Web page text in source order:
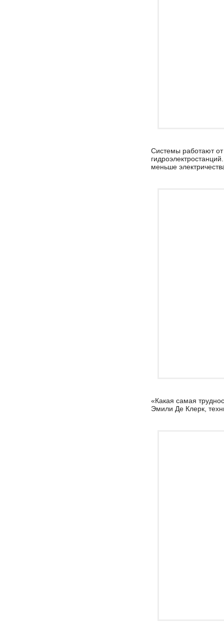
Системы работают от
меньше
«Какая самая
Эмили Де Клерк,